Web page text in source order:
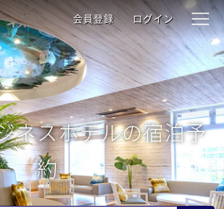
会員登録 ログイン
ネスホテルの宿泊予
約